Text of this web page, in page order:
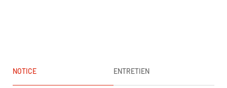
NOTICE ENTRETIEN